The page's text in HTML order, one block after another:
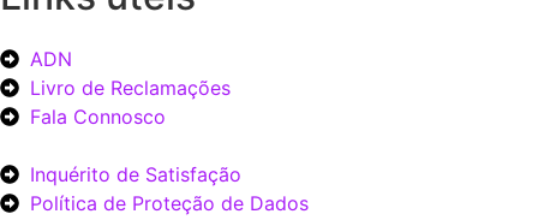
ADN
Livro de Reclamações
Fala Connosco
Inquérito de Satisfação
Política de Proteção de Dados